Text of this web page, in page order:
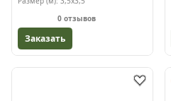
0 отзывов
Заказать